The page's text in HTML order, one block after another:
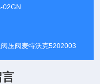
02GN
压阀麦特沃克5202003